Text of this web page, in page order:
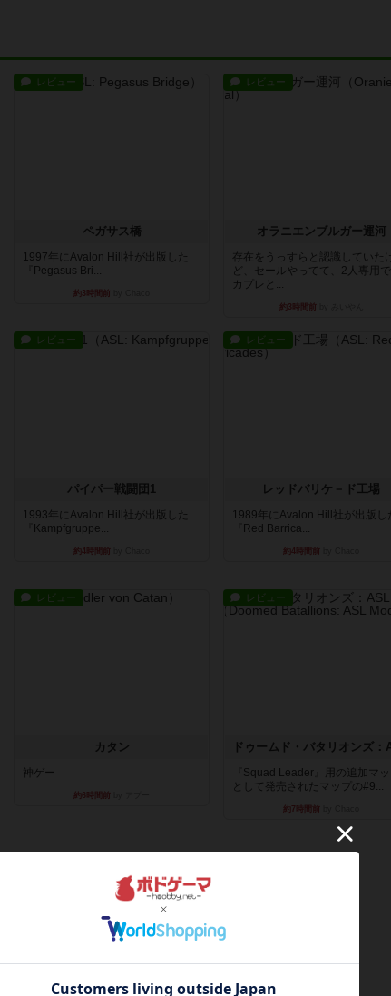
レビュー
ペガサス橋
1997年にAvalon Hill社が出版した
『Pegasus Bri...
約3時間前
レビュー
オラニエンブルガー運河
存在をうっすらと認識していたけ
ど、セールやってて、2人専用
カプレと...
約3時間前
レビュー
パイパー戦闘団1
1993年にAvalon Hill社が出版した
『Kampfgruppe...
約4時間前
レビュー
レッドバリケ－ド工場
1989年にAvalon Hill社が出版し
『Red Barrica...
約4時間前
レビュー
カタン
神ゲー
約6時間前
レビュー
『Squad Leader』用の追加マッ
として発売されたマップの#9...
約7時間前